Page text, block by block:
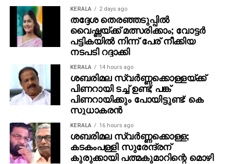
KERALA 2 days ago
തദ്ദേശ തെരഞ്ഞടുപ്പില്‍
വൈഷ്ണയ്ക്ക് മത്സരിക്കാം; വോട്ടര്‍
പട്ടികയില്‍ നിന്ന് പേര് നീക്കിയ
നടപടി റദ്ദാക്കി
KERALA 14 hours ago
ശബരിമല സ്വര്‍ണ്ണക്കൊള്ളയ്ക്ക്
പിണറായി ടച്ച് ഉണ്ട്; പങ്ക്
പിണറായിക്കും പോയിട്ടുണ്ട്: കെ
സുധാകരന്‍
KERALA 16 hours ago
ശബരിമല സ്വര്‍ണ്ണക്കൊള്ള;
കടകംപള്ളി സുരേന്ദ്രന്
കുരുക്കായി പത്മകുമാറിന്റെ മൊഴി